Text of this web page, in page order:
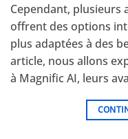
Cependant,
offrent des options
plus adaptées à des
article, nous allons
à Magnific AI, leurs